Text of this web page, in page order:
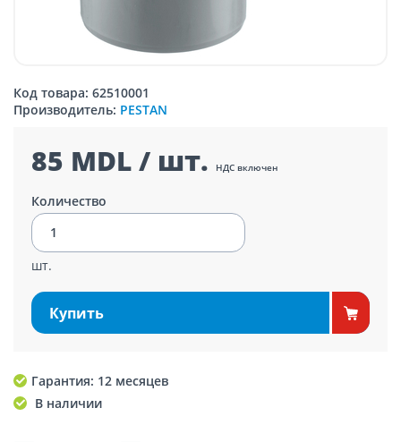
Код товара: 62510001
Производитель: PESTAN
85 MDL / шт. НДС включен
Количество
шт.
Купить
Гарантия: 12 месяцев
В наличии